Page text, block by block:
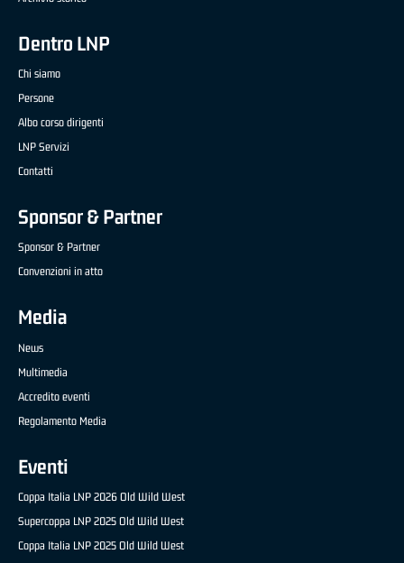
Dentro LNP
Chi siamo
Persone
Albo corso dirigenti
LNP Servizi
Contatti
Sponsor & Partner
Sponsor & Partner
Convenzioni in atto
Media
News
Multimedia
Accredito eventi
Regolamento Media
Eventi
Coppa Italia LNP 2026 Old Wild West
Supercoppa LNP 2025 Old Wild West
Coppa Italia LNP 2025 Old Wild West